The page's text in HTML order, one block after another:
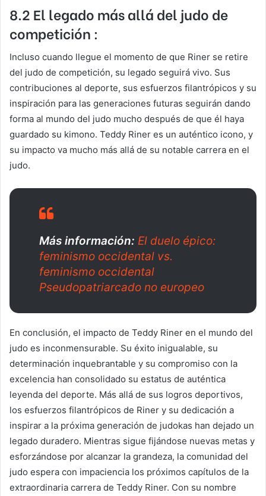
8.2 El legado más allá del judo de
competición :
Incluso cuando llegue el momento de que Riner se retire
del judo de competición, su legado seguirá vivo. Sus
contribuciones al deporte, sus esfuerzos filantrópicos y su
inspiración para las generaciones futuras seguirán dando
forma al mundo del judo mucho después de que él haya
guardado su kimono. Teddy Riner es un auténtico icono, y
su impacto va mucho más allá de su notable carrera en el
judo.
Más información: El duelo épico:
feminismo occidental vs.
feminismo occidental
Pseudopatriarcado no europeo
En conclusión, el impacto de Teddy Riner en el mundo del
judo es inconmensurable. Su éxito inigualable, su
determinación inquebrantable y su compromiso con la
excelencia han consolidado su estatus de auténtica
leyenda del deporte. Más allá de sus logros deportivos,
los esfuerzos filantrópicos de Riner y su dedicación a
inspirar a la próxima generación de judokas han dejado un
legado duradero. Mientras sigue fijándose nuevas metas y
esforzándose por alcanzar la grandeza, la comunidad del
judo espera con impaciencia los próximos capítulos de la
extraordinaria carrera de Teddy Riner. Con su nombre